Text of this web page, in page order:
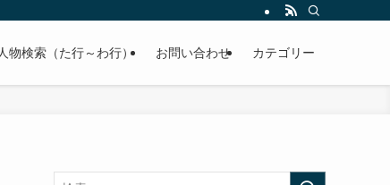
や高校・大学の偏差値まで紹介していきます。
物検索（た行～わ行） お問い合わせ カテゴリー